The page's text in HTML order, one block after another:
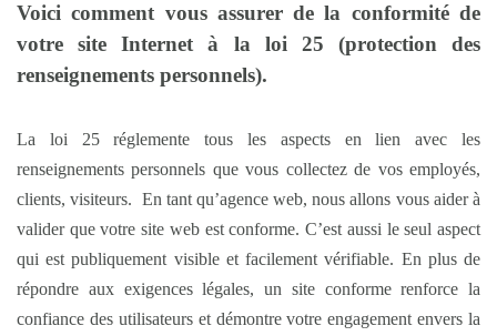
Voici comment vous assurer de la conformité de
votre site Internet à la loi 25 (protection des
renseignements personnels).
La loi 25 réglemente tous les aspects en lien avec les
renseignements personnels que vous collectez de vos employés,
clients, visiteurs. En tant qu’agence web, nous allons vous aider à
valider que votre site web est conforme. C’est aussi le seul aspect
qui est publiquement visible et facilement vérifiable. En plus de
répondre aux exigences légales, un site conforme renforce la
confiance des utilisateurs et démontre votre engagement envers la